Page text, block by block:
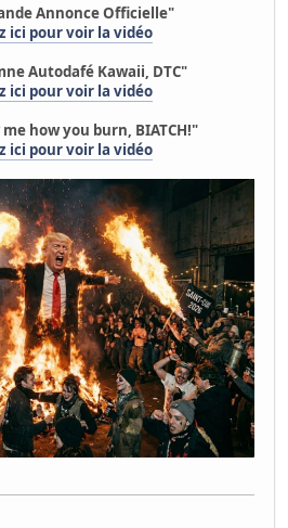
Annonce Officielle"
ici pour voir la vidéo
Autodafé Kawaii, DTC"
ici pour voir la vidéo
me how you burn, BIATCH!"
ici pour voir la vidéo